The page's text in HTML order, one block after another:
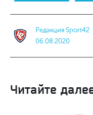
Редакция Sport42
06.08.2020
Читайте